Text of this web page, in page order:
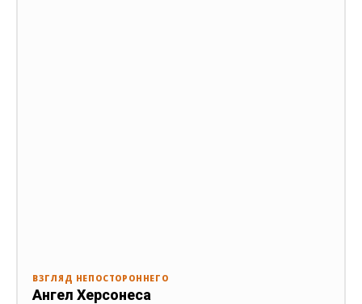
ВЗГЛЯД НЕПОСТОРОННЕГО
Ангел Херсонеса